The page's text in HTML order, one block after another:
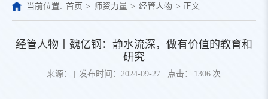
当前位置: 首页 > 师资力量 > 经管人物 > 正文
经管人物丨魏亿钢：静水流深，做有价值的教育和
研究
来源： 发布时间：2024-09-27 点击： 1306 次